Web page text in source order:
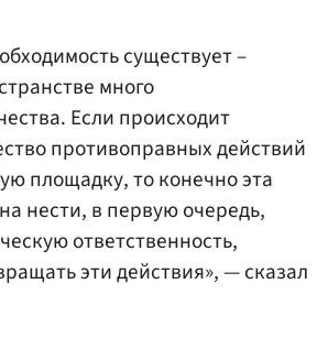
существует –
много
Если происходит
противоправных действий
площадку, то конечно эта
нести, в первую очередь,
ответственность,
эти действия», — сказал